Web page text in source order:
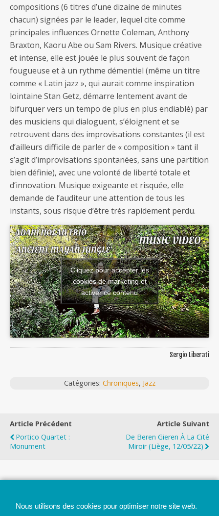
compositions (6 titres d’une dizaine de minutes
chacun) signées par le leader, lequel cite comme
principales influences Ornette Coleman, Anthony
Braxton, Kaoru Abe ou Sam Rivers. Musique créative
et intense, elle est jouée le plus souvent de façon
fougueuse et à un rythme démentiel (même un titre
comme « Latin jazz », qui aurait comme inspiration
lointaine Stan Getz, démarre lentement avant de
bifurquer vers un tempo de plus en plus endiablé) par
des musiciens qui dialoguent, s’éloignent et se
retrouvent dans des improvisations constantes (il est
d’ailleurs difficile de parler de « composition » tant il
s’agit d’improvisations spontanées, sans une partition
bien définie), avec une volonté de liberté totale et
d’innovation. Musique exigeante et risquée, elle
demande de l’auditeur une attention de tous les
instants, sous risque d’être très rapidement perdu.
Cliquez pour accepter les
cookies de marketing et
activer ce contenu
Sergio Liberati
Catégories: Chroniques, Jazz
Article Précédent
Portico Quartet :
Monument
Article Suivant
De Beren Gieren À La Cité
Miroir (Liège, 12/05/22)
Nous utilisons des cookies pour optimiser notre site web.